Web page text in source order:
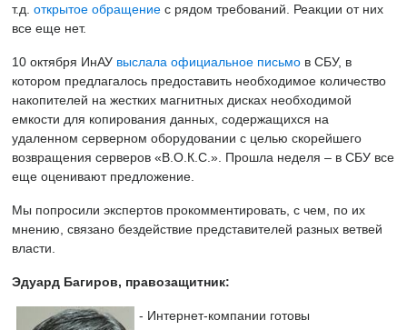
т.д. открытое обращение с рядом требований. Реакции от них
все еще нет.
10 октября ИнАУ выслала официальное письмо в СБУ, в
котором предлагалось предоставить необходимое количество
накопителей на жестких магнитных дисках необходимой
емкости для копирования данных, содержащихся на
удаленном серверном оборудовании с целью скорейшего
возвращения серверов «В.О.К.С.». Прошла неделя – в СБУ все
еще оценивают предложение.
Мы попросили экспертов прокомментировать, с чем, по их
мнению, связано бездействие представителей разных ветвей
власти.
Эдуард Багиров, правозащитник:
- Интернет-компании готовы